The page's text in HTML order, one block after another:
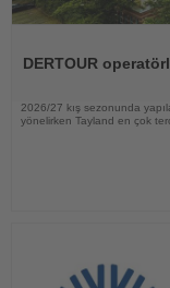
DERTOUR
2026/27 kış sezonunda
yönelirken Tayland en çok